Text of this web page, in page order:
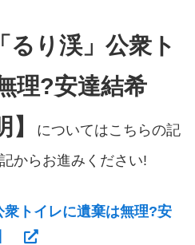
るり渓」公衆ト
理?安達結希
についてはこちらの記
からお進みください!
トイレに遺棄は無理?安